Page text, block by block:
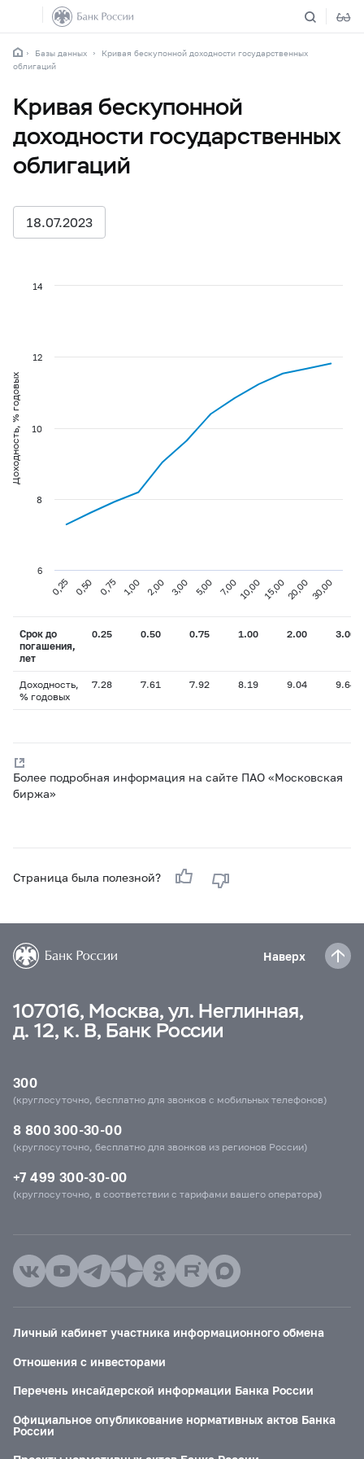
Базы данных
Кривая бескупонной доходности государственных
облигаций
Кривая бескупонной
доходности государственных
облигаций
18.07.2023
Доходность, % годовых
0,25 0,50 0,75 1,00 2,00 3,00 5,00 7,00 10,00 15,0020,0030,00
6
8
10
12
14
Срок до
погашения,
лет
0.25 0.50 0.75 1.00 2.00 3.00
Доходность,
% годовых
7.28 7.61 7.92 8.19 9.04 9.64
Более подробная информация на сайте ПАО «Московская
биржа»
Страница была полезной?
Наверх
107016, Москва, ул. Неглинная,
д. 12, к. В, Банк России
300
(круглосуточно, бесплатно для звонков с мобильных телефонов)
8 800 300-30-00
(круглосуточно, бесплатно для звонков из регионов России)
+7 499 300-30-00
(круглосуточно, в соответствии с тарифами вашего оператора)
Личный кабинет участника информационного обмена
Отношения с инвесторами
Перечень инсайдерской информации Банка России
Официальное опубликование нормативных актов Банка
России